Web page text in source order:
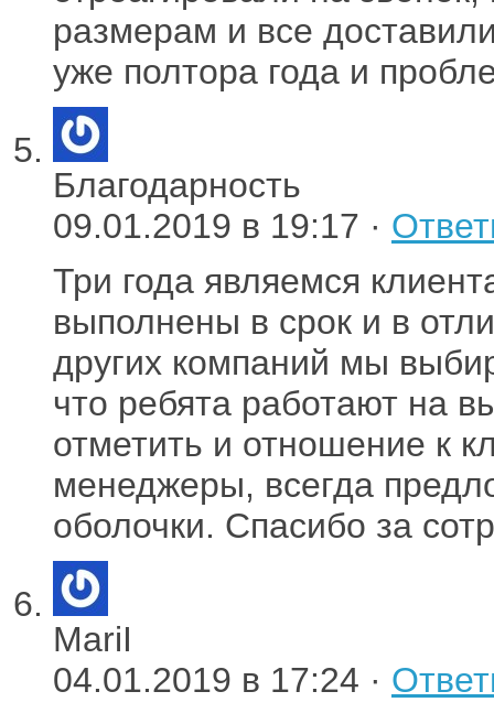
размерам и все
уже полтора года и
Благодарность
09.01.2019 в 19:17 ·
Три года являемся
выполнены в срок и в
других компаний мы
что ребята работают на
отметить и отношение к
менеджеры, всегда
оболочки. Спасибо за
MariI
04.01.2019 в 17:24 ·